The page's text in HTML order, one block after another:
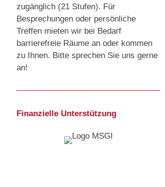
zugänglich (21 Stufen). Für
Besprechungen oder persönliche
Treffen mieten wir bei Bedarf
barrierefreie Räume an oder kommen
zu Ihnen. Bitte sprechen Sie uns gerne
an!
Finanzielle Unterstützung